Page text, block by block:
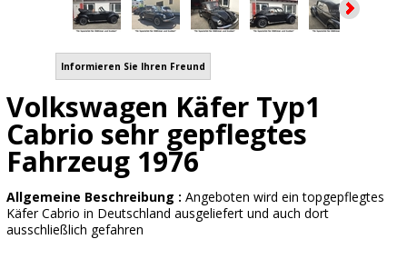
Informieren Sie Ihren Freund
Volkswagen Käfer Typ1
Cabrio sehr gepflegtes
Fahrzeug 1976
Allgemeine Beschreibung : Angeboten wird ein topgepflegtes
Käfer Cabrio in Deutschland ausgeliefert und auch dort
ausschließlich gefahren